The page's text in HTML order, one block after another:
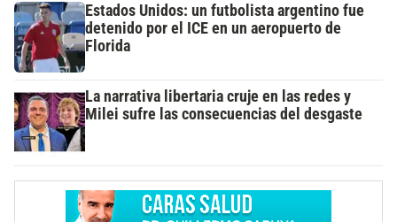
Estados Unidos: un futbolista argentino fue
detenido por el ICE en un aeropuerto de
Florida
La narrativa libertaria cruje en las redes y
Milei sufre las consecuencias del desgaste